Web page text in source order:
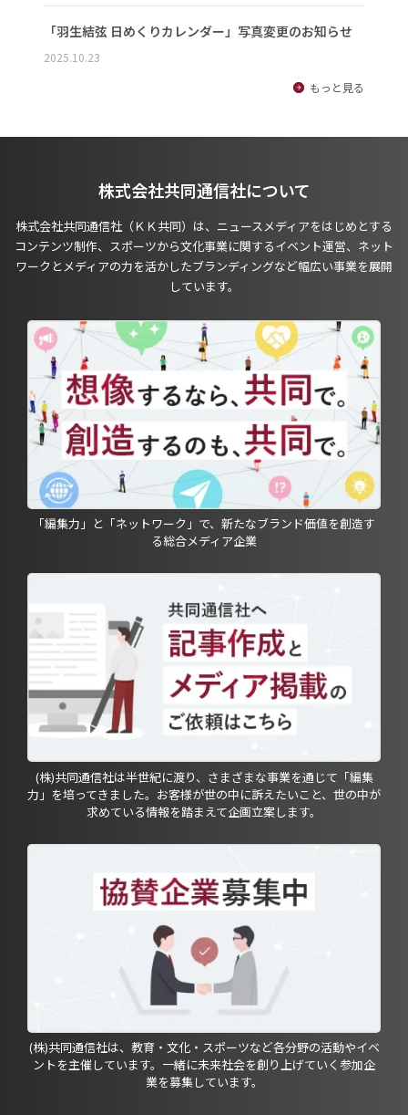
「羽生結弦 日めくりカレンダー」写真変更のお知らせ
2025.10.23
もっと見る
株式会社共同通信社について
株式会社共同通信社（ＫＫ共同）は、ニュースメディアをはじめとする
コンテンツ制作、スポーツから文化事業に関するイベント運営、ネット
ワークとメディアの力を活かしたブランディングなど幅広い事業を展開
しています。
「編集力」と「ネットワーク」で、新たなブランド価値を創造す
る総合メディア企業
(株)共同通信社は半世紀に渡り、さまざまな事業を通じて「編集
力」を培ってきました。お客様が世の中に訴えたいこと、世の中が
求めている情報を踏まえて企画立案します。
(株)共同通信社は、教育・文化・スポーツなど各分野の活動やイベ
ントを主催しています。一緒に未来社会を創り上げていく参加企
業を募集しています。